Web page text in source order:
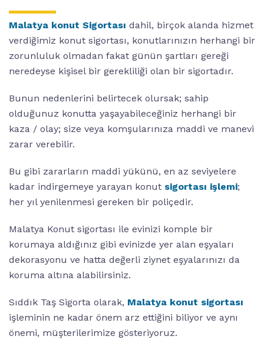
Malatya konut Sigortası dahil, birçok alanda hizmet
verdiğimiz konut sigortası, konutlarınızın herhangi bir
zorunluluk olmadan fakat günün şartları gereği
neredeyse kişisel bir gerekliliği olan bir sigortadır.
Bunun nedenlerini belirtecek olursak; sahip
olduğunuz konutta yaşayabileceğiniz herhangi bir
kaza / olay; size veya komşularınıza maddi ve manevi
zarar verebilir.
Bu gibi zararların maddi yükünü, en az seviyelere
kadar indirgemeye yarayan konut sigortası işlemi;
her yıl yenilenmesi gereken bir poliçedir.
Malatya Konut sigortası ile evinizi komple bir
korumaya aldığınız gibi evinizde yer alan eşyaları
dekorasyonu ve hatta değerli ziynet eşyalarınızı da
koruma altına alabilirsiniz.
Sıddık Taş Sigorta olarak, Malatya konut sigortası
işleminin ne kadar önem arz ettiğini biliyor ve aynı
önemi, müşterilerimize gösteriyoruz.